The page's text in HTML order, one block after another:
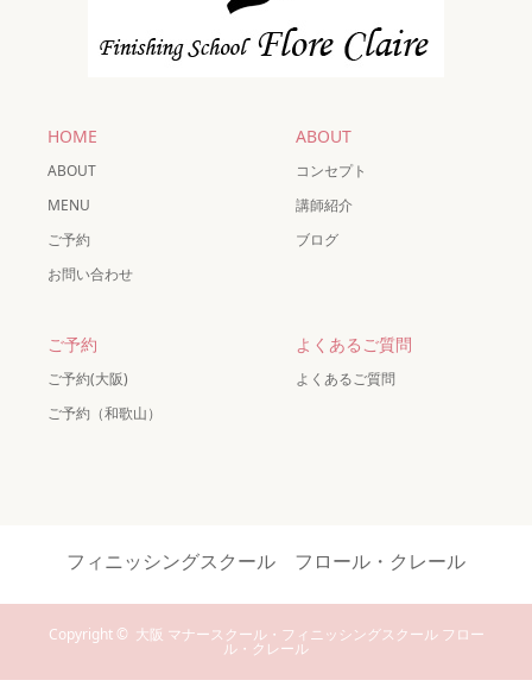
HOME
ABOUT
MENU
ご予約
お問い合わせ
ABOUT
コンセプト
講師紹介
ブログ
ご予約
ご予約(大阪)
ご予約（和歌山）
よくあるご質問
よくあるご質問
フィニッシングスクール フロール・クレール
Copyright © 大阪 マナースクール・フィニッシングスクール フロー
ル・クレール